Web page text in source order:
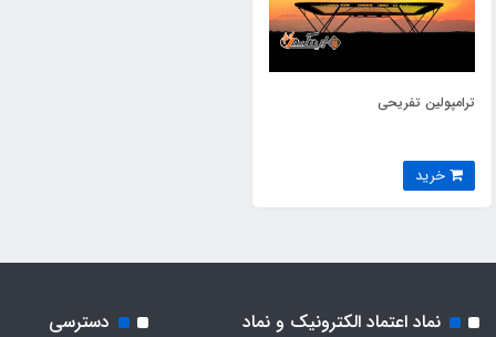
ترامپولین تفریحی
نماد اعتماد الکترونیک و نماد
دسترسی